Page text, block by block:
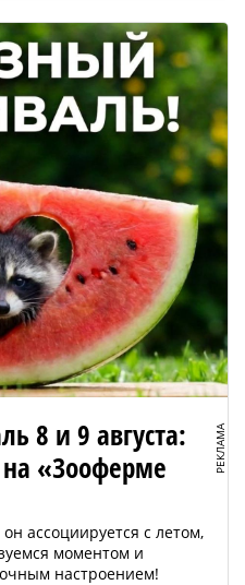
РЕКЛАМА
8 и 9 августа:
«Зооферме
ассоциируется с летом,
моментом и
настроением!